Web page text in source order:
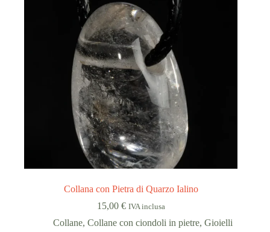
Collana con Pietra di Quarzo Ialino
15,00 € IVA inclusa
Collane,Collane con ciondoli in pietre,Gioielli